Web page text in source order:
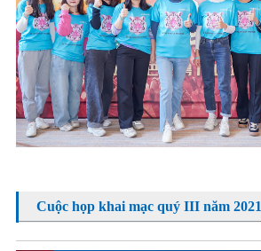
Cuộc họp khai mạc quý III năm 2021